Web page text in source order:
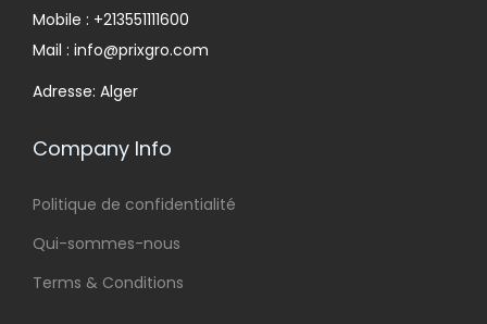
Mobile : +213551111600
Mail : info@prixgro.com
Adresse: Alger
Company Info
Politique de confidentialité
Qui-sommes-nous
Terms & Conditions